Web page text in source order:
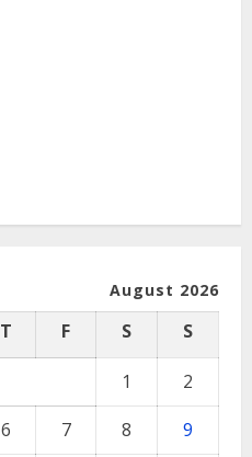
August 2026
T F S S
1
2
6 7 8
9